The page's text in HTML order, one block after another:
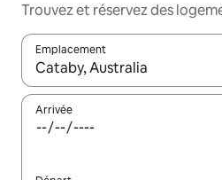
Trouvez et réservez des
Emplacement
Quand les résultats sont
Arrivée